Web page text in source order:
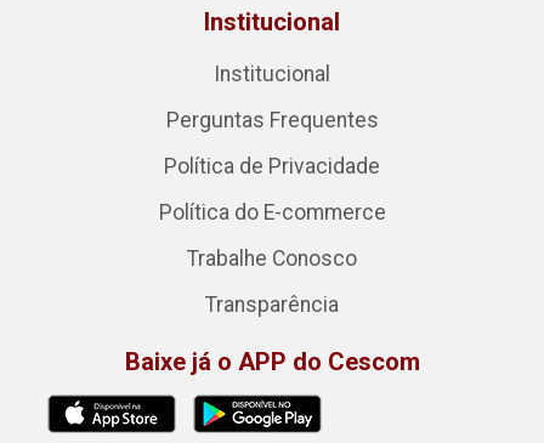
Institucional
Institucional
Perguntas Frequentes
Política de Privacidade
Política do E-commerce
Trabalhe Conosco
Transparência
Baixe já o APP do Cescom